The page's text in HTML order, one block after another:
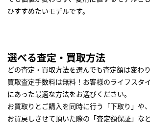
ひすすめたいモデルです。
選べる査定・買取方法
どの査定・買取方法を選んでも査定額は変わり
買取査定手数料は無料！お客様のライフスタ
にあった最適な方法をお選びください。
お買取りとご購入を同時に行う「下取り」や
お買戻しさせて頂いた際の「査定額保証」な